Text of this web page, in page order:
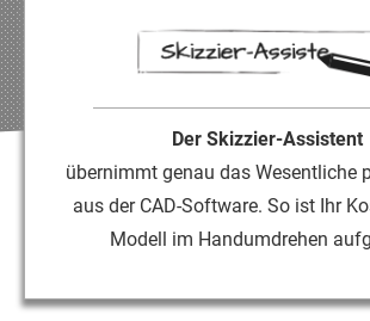
Der Skizzier-Assistent
übernimmt genau das Wesentliche
aus der CAD​-Software. So ist Ihr
Modell im Handumdrehen